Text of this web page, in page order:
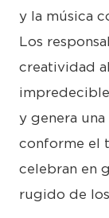
y la música
Los
creatividad
y genera
conforme el
celebran en
rugido de